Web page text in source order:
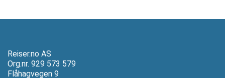
Reiser.no AS
Org.nr. 929 573 579
Flåhagvegen 9